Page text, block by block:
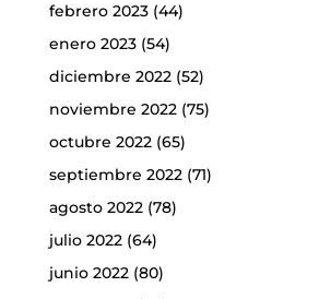
febrero 2023(44)
enero 2023(54)
diciembre 2022(52)
noviembre 2022(75)
octubre 2022(65)
septiembre 2022(71)
agosto 2022(78)
julio 2022(64)
junio 2022(80)